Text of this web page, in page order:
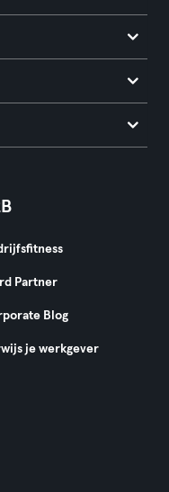
Partner
Blog
je werkgever